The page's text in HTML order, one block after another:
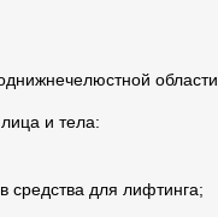
области.
и тела:
средства для лифтинга;